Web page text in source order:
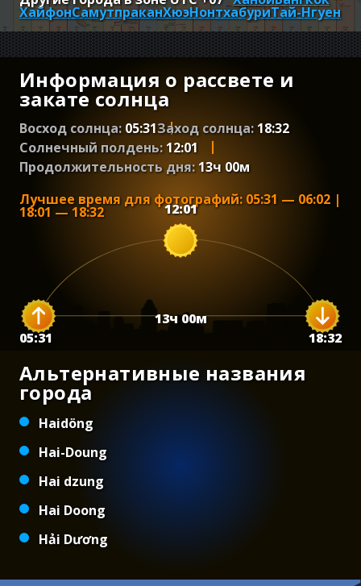
ХайфонСамутпраканХюэНонтхабуриТай-Нгуен
Информация о рассвете и
закате солнца
Восход солнца: 05:31Заход солнца: 18:32
Солнечный полдень: 12:01
Продолжительность дня: 13ч 00м
Лучшее время для фотографий: 05:31 — 06:02 |
18:01 — 18:32
05:31 18:32
12:01
13ч00м
Альтернативные названия
города
Haidöng
Hai-Doung
Hai dzung
Hai Doong
Hải Dương